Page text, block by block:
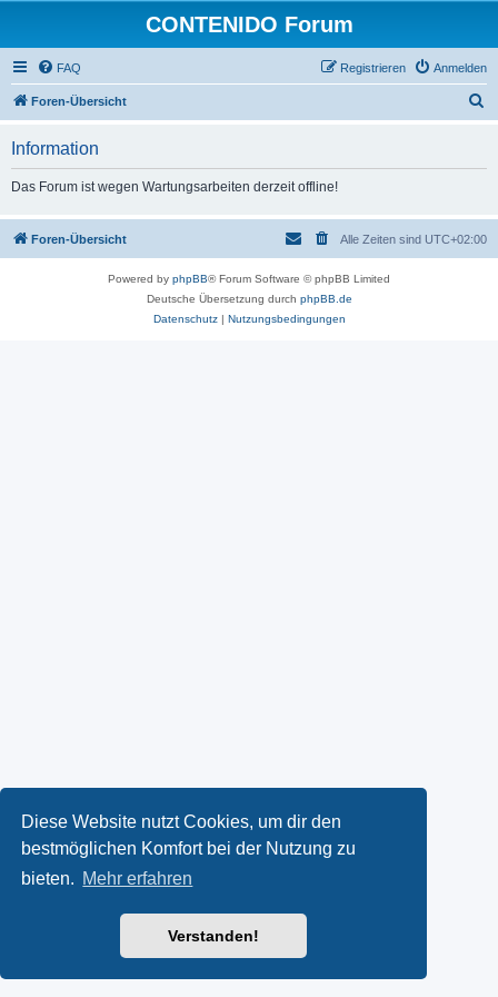
Diese Website nutzt Cookies, um dir den
bestmöglichen Komfort bei der Nutzung zu
bieten. Mehr erfahren
Verstanden!
CONTENIDO Forum
FAQ Anmelden
Registrieren
Foren-Übersicht
Information
Das Forum ist wegen Wartungsarbeiten derzeit offline!
Foren-Übersicht Alle Zeiten sind UTC+02:00
Powered by phpBB® Forum Software © phpBB Limited
Deutsche Übersetzung durch phpBB.de
Datenschutz| Nutzungsbedingungen